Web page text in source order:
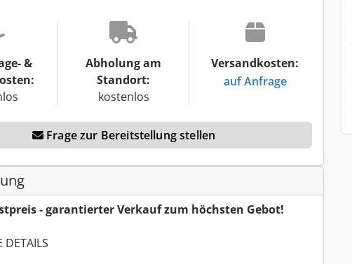
&
Abholung am
Standort:
kostenlos
Versandkosten:
auf Anfrage
Frage zur Bereitstellung stellen
- garantierter Verkauf zum höchsten Gebot!
DETAILS